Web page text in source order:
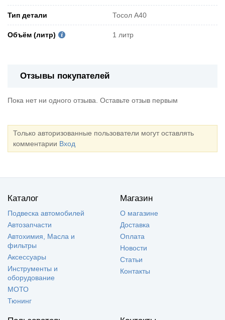
Тип детали Тосол А40
Объём (литр) 1 литр
Отзывы покупателей
Пока нет ни одного отзыва. Оставьте отзыв первым
Только авторизованные пользователи могут оставлять
комментарии Вход
Каталог
Подвеска автомобилей
Автозапчасти
Автохимия, Масла и
фильтры
Аксессуары
Инструменты и
оборудование
МОТО
Тюнинг
Магазин
О магазине
Доставка
Оплата
Новости
Статьи
Контакты